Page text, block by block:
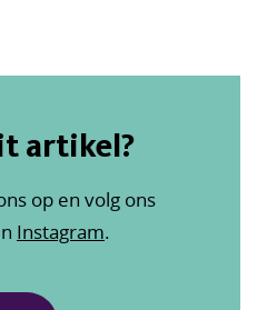
artikel?
op en volg ons
Instagram.